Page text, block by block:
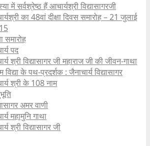
में सर्वश्रेष्ठ हैं आचार्यश्री विद्यासागरजी
का 48वां दीक्षा दिवस समारोह – 21 जुलाई
समारोह
पद
श्री विद्यासागर जी महाराज जी की जीवन-गाथा
विद्या के पथ-प्रदर्शक : जैनाचार्य विद्यासागर
श्री के 108 नाम
अमर वाणी
महामुनि गाथा
श्री विद्यासागर जी